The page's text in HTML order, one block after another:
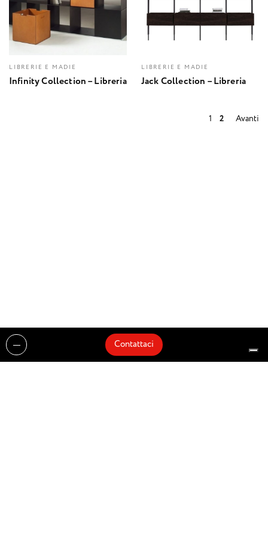
LIBRERIE E MADIE
Infinity Collection – Libreria
LIBRERIE E MADIE
Jack Collection – Libreria
1 2 Avanti
Contattaci